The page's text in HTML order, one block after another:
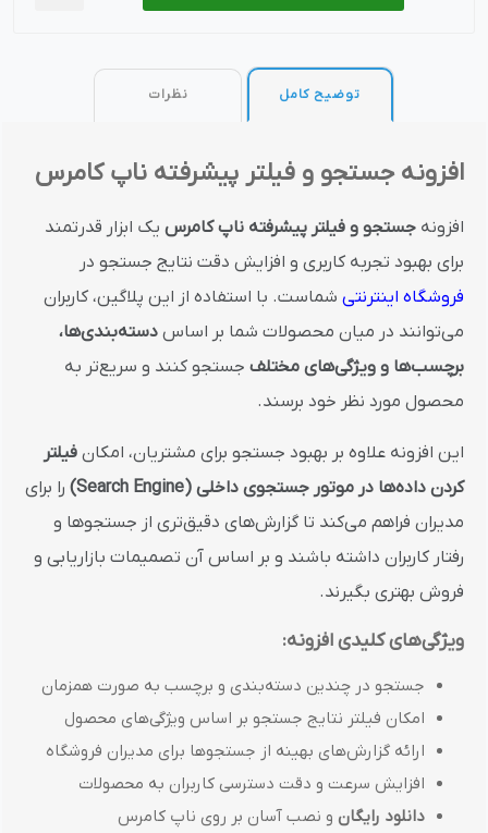
توضیح کامل نظرات
افزونه جستجو و فیلتر پیشرفته ناپ کامرس
افزونه جستجو و فیلتر پیشرفته ناپ کامرس یک ابزار قدرتمند
برای بهبود تجربه کاربری و افزایش دقت نتایج جستجو در
فروشگاه اینترنتی شماست. با استفاده از این پلاگین، کاربران
می‌توانند در میان محصولات شما بر اساس دسته‌بندی‌ها،
برچسب‌ها و ویژگی‌های مختلف جستجو کنند و سریع‌تر به
محصول مورد نظر خود برسند.
این افزونه علاوه بر بهبود جستجو برای مشتریان، امکان فیلتر
کردن داده‌ها در موتور جستجوی داخلی (Search Engine)
را برای
مدیران فراهم می‌کند تا گزارش‌های دقیق‌تری از جستجوها و
رفتار کاربران داشته باشند و بر اساس آن تصمیمات بازاریابی و
فروش بهتری بگیرند.
ویژگی‌های کلیدی افزونه:
جستجو در چندین دسته‌بندی و برچسب به صورت همزمان
امکان فیلتر نتایج جستجو بر اساس ویژگی‌های محصول
ارائه گزارش‌های بهینه از جستجوها برای مدیران فروشگاه
افزایش سرعت و دقت دسترسی کاربران به محصولات
دانلود رایگان و نصب آسان بر روی ناپ کامرس